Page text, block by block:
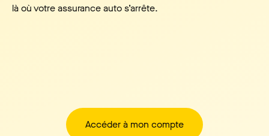
là où votre assurance auto s’arrête.
Accéder à mon compte